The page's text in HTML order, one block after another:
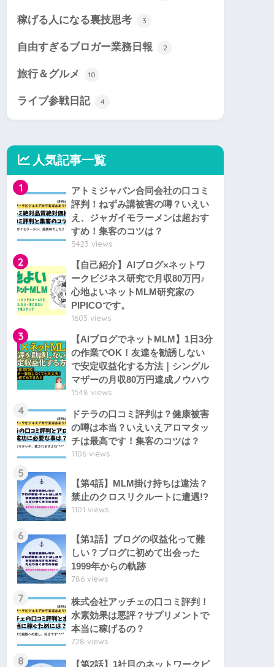
稼げる人になる裏技思考 3
自由すぎるブロガー業務日報 2
旅行＆グルメ 10
ライブ参戦日記 4
人気記事一覧
1
アトミジャパン合同会社の口コミ
評判！ねずみ講被害の噂？いえい
え、ジャガイモラーメンは超おす
すめ！集客のコツは？
5423 views
2
【自己紹介】AIブログ×ネットワ
ークビジネス研究で月収80万円♪
心地よいネットMLM研究家の
PIPICOです。
1603 views
3
【AIブログでネットMLM】1日3分
の作業でOK！友達を勧誘しない
で安定収益化する方法｜シングル
マザーの月収80万円達成ノウハウ
1548 views
4
ドテラの口コミ評判は？健康被害
の噂は本当？いえいえアロマタッ
チは最高です！集客のコツは？
1106 views
5
【第4話】MLM掛け持ちは違法？
禁止のクロスリクルートに遭遇!?
1101 views
6
【第1話】ブログの収益化って難
しい？ブログに初めて出会った
1999年からの軌跡
786 views
7
株式会社アッチェの口コミ評判！
水素効果は悪評？サプリメントで
本当に稼げるの？
728 views
8 【第2話】1社目のネットワークビ